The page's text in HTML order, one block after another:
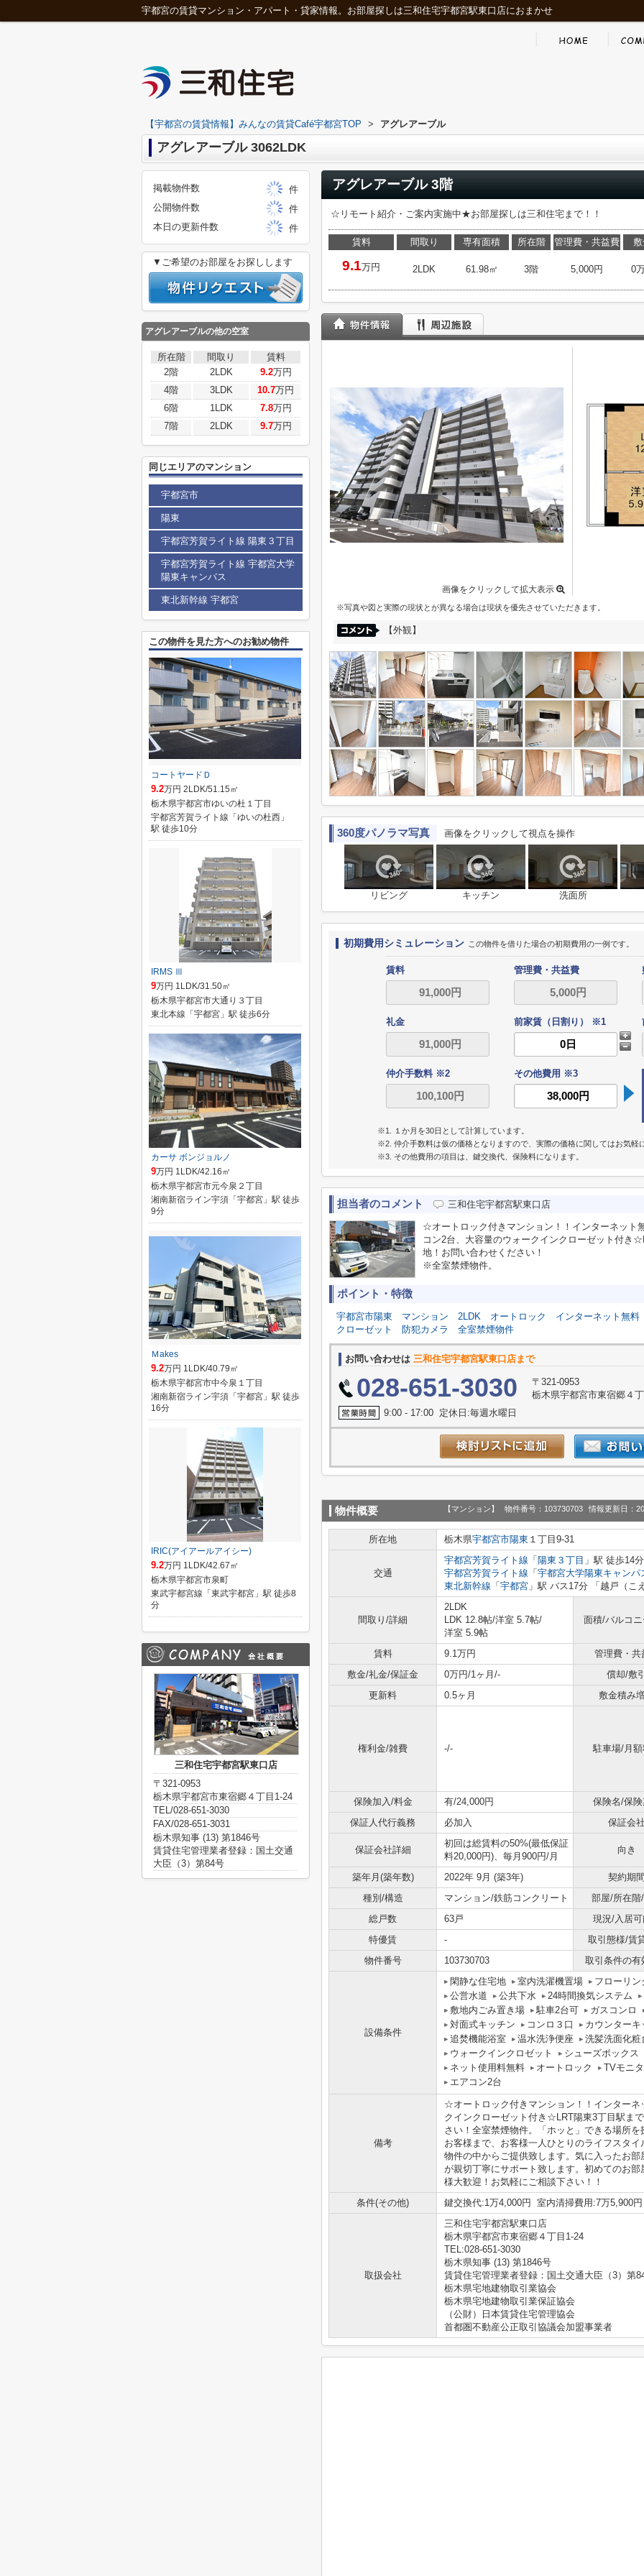
宇都宮の賃貸マンション・アパート・貸家情報。お部屋探しは三和住宅宇都宮駅東口店におまかせ
【宇都宮の賃貸情報】みんなの賃貸Café宇都宮TOP > アグレアーブル
アグレアーブル 3062LDK
アグレアーブル 3階
☆リモート紹介・ご案内実施中★お部屋探しは三和住宅まで！！
賃料
9.1万円
間取り
2LDK
専有面積
61.98㎡
所在階
3階
管理費・共益費
5,000円 0
画像をクリックして拡大表示
※写真や図と実際の現状とが異なる場合は現状を優先させていただきます。
【外観】
360度パノラマ写真 画像をクリックして視点を操作
リビング キッチン 洗面所
初期費用シミュレーション この物件を借りた場合の初期費用の一例です。
賃料 管理費・共益費
礼金 前家賃（日割り） ※1
仲介手数料 ※2 その他費用 ※3
※1. １か月を30日として計算しています。
※2. 仲介手数料は仮の価格となりますので、実際の価格に関してはお気軽
※3. その他費用の項目は、鍵交換代、保険料になります。
担当者のコメント 三和住宅宇都宮駅東口店
☆オートロック付きマンション！！インターネット
コン2台、大容量のウォークインクローゼット付き
地！お問い合わせください！
※全室禁煙物件。
ポイント・特徴
宇都宮市陽東 マンション 2LDK オートロック
インターネット無料
クローゼット
防犯カメラ 全室禁煙物件
お問い合わせは 三和住宅宇都宮駅東口店まで
028-651-3030
〒321-0953
栃木県宇都宮市東宿郷４
9:00 - 17:00 定休日:毎週水曜日
物件概要 【マンション】 物件番号：103730703 情報更新日：
所在地 栃木県宇都宮市陽東 １丁目9-31
交通
宇都宮芳賀ライト線 「 陽東３丁目 」駅 徒歩14分
宇都宮芳賀ライト線 「 宇都宮大学陽東キャンパ
東北新幹線 「 宇都宮 」駅 バス17分 「越戸（こ
間取り/詳細
2LDK
LDK 12.8帖/洋室 5.7帖/
洋室 5.9帖
面積/バルコ
賃料 9.1万円
管理費・共
敷金/礼金/保証金
0万円/1ヶ月/-
償却/敷
更新料
0.5ヶ月 敷金積み
権利金/雑費 -/- 駐車場/月
保険加入/料金 有/24,000円
保険名/保
保証人代行義務
必加入 保証会
保証会社詳細
初回は総賃料の50%(最低保証
料20,000円)、毎月900円/月
向き
築年月(築年数) 2022年 9月 (築3年)
契約期
種別/構造
マンション/鉄筋コンクリート
部屋/所在階
総戸数
63戸
現況/入居
特優賃
-
取引態様/賃
物件番号
103730703 取引条件の有
設備条件
閑静な住宅地 室内洗濯機置場
フローリン
公営水道
公共下水
24時間換気システム
敷地内ごみ置き場
駐車2台可
ガスコンロ
対面式キッチン
コンロ３口
カウンターキ
追焚機能浴室
温水洗浄便座
洗髪洗面化粧
ウォークインクロゼット
シューズボックス
ネット使用料無料
オートロック
TVモニ
エアコン2台
備考
☆オートロック付きマンション！！インター
クインクローゼット付き☆LRT陽東3丁目駅ま
さい！全室禁煙物件。「ホッと」できる場所
お客様まで、お客様一人ひとりのライフスタ
物件の中からご提供致します。気に入ったお
が親切丁寧にサポート致します。初めてのお
様大歓迎！お気軽にご相談下さい！！
条件(その他)
鍵交換代:1万4,000円 室内清掃費用:7万5,900円
取扱会社
三和住宅宇都宮駅東口店
栃木県宇都宮市東宿郷４丁目1-24
TEL:028-651-3030
栃木県知事 (13) 第1846号
賃貸住宅管理業者登録：国土交通大臣（3）第
栃木県宅地建物取引業協会
栃木県宅地建物取引業保証協会
（公財）日本賃貸住宅管理協会
首都圏不動産公正取引協議会加盟事業者
掲載物件数
件
公開物件数
件
本日の更新件数
件
▼ご希望のお部屋をお探しします
アグレアーブルの他の空室
所在階 間取り
賃料
2階
2LDK 9.2万円
4階
3LDK 10.7万円
6階
1LDK 7.8万円
7階
2LDK 9.7万円
同じエリアのマンション
宇都宮市
陽東
宇都宮芳賀ライト線 陽東３丁目
宇都宮芳賀ライト線 宇都宮大学
陽東キャンパス
東北新幹線 宇都宮
この物件を見た方へのお勧め物件
コートヤードＤ
9.2万円 2LDK/51.15㎡
栃木県宇都宮市ゆいの杜１丁目
宇都宮芳賀ライト線「ゆいの杜西」
駅 徒歩10分
IRMS Ⅲ
9万円 1LDK/31.50㎡
栃木県宇都宮市大通り３丁目
東北本線「宇都宮」駅 徒歩6分
カーサ ボンジョルノ
9万円 1LDK/42.16㎡
栃木県宇都宮市元今泉２丁目
湘南新宿ライン宇須「宇都宮」駅 徒歩
9分
Ｍakes
9.2万円 1LDK/40.79㎡
栃木県宇都宮市中今泉１丁目
湘南新宿ライン宇須「宇都宮」駅 徒歩
16分
IRIC(アイアールアイシー)
9.2万円 1LDK/42.67㎡
栃木県宇都宮市泉町
東武宇都宮線「東武宇都宮」駅 徒歩8
分
三和住宅宇都宮駅東口店
〒321-0953
栃木県宇都宮市東宿郷４丁目1-24
TEL/028-651-3030
FAX/028-651-3031
栃木県知事 (13) 第1846号
賃貸住宅管理業者登録：国土交通
大臣（3）第84号